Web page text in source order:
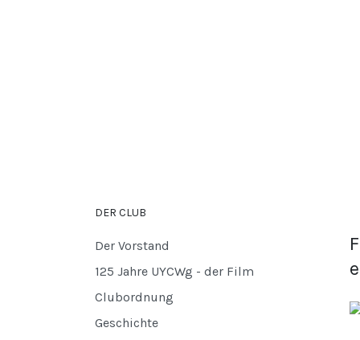
DER CLUB
Der Vorstand
125 Jahre UYCWg - der Film
Clubordnung
Geschichte